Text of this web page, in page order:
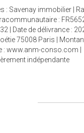
Savenay immobilier |
:
| Date de délivrance :
75008 Paris |
: www.anm-conso.com
indépendante